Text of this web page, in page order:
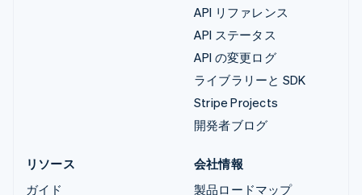
API リファレンス
API ステータス
API の変更ログ
ライブラリーと SDK
Stripe Projects
開発者ブログ
リソース
ガイド
会社情報
製品ロードマップ